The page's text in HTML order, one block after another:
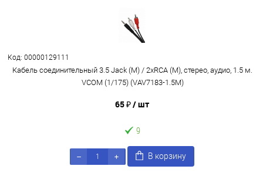
Код: 00000129111
Кабель соединительный 3.5 Jack (M) / 2xRCA (M), стерео, аудио, 1.5 м.
VCOM (1/175) (VAV7183-1.5M)
65 ₽/ шт
9
В корзину